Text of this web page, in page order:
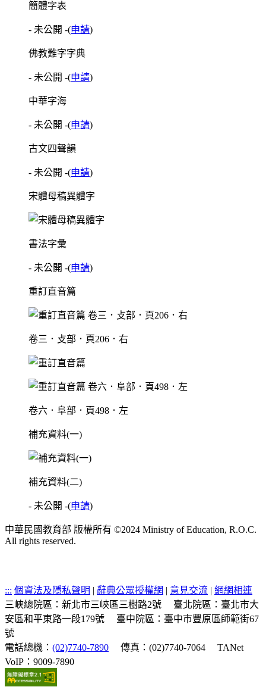
簡體字表
- 未公開 -(申請)
佛教難字字典
- 未公開 -(申請)
中華字海
- 未公開 -(申請)
古文四聲韻
- 未公開 -(申請)
宋體母稿異體字
書法字彙
- 未公開 -(申請)
重訂直音篇
卷三．攴部．頁206．右
卷六．阜部．頁498．左
補充資料(一)
補充資料(二)
- 未公開 -(申請)
中華民國教育部 版權所有 ©2024 Ministry of Education, R.O.C.
All rights reserved.
::: 個資法及隱私聲明 | 辭典公眾授權網 | 意見交流 | 網網相連
三峽總院區：新北市三峽區三樹路2號
臺北院區：臺北市大
安區和平東路一段179號
臺中院區：臺中市豐原區師範街67
號
電話總機： (02)7740-7890 傳真：(02)7740-7064
TANet
VoIP：9009-7890